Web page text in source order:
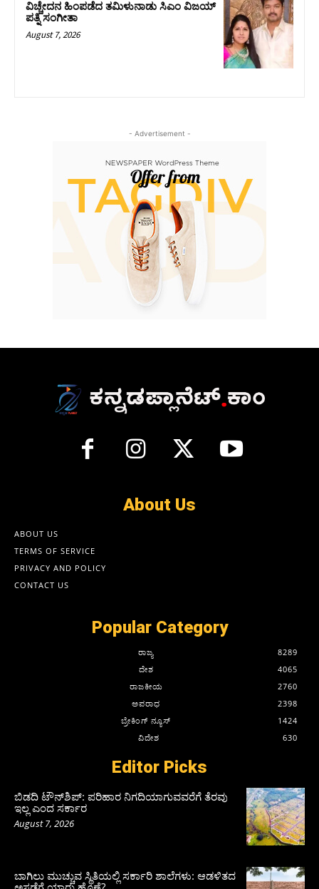
ವಿಚ್ಚೇದನ ಹಿಂಪಡೆದ ತಮಿಳುನಾಡು ಸಿಎಂ ವಿಜಯ್‌
ಪತ್ನಿ ಸಂಗೀತಾ
August 7, 2026
- Advertisement -
About Us
ABOUT US
TERMS OF SERVICE
PRIVACY AND POLICY
CONTACT US
Popular Category
ರಾಜ್ಯ
8289
ದೇಶ
4065
ರಾಜಕೀಯ
2760
ಅಪರಾಧ
2398
ಬ್ರೇಕಿಂಗ್ ನ್ಯೂಸ್
1424
ವಿದೇಶ
630
Editor Picks
ಬಿಡದಿ ಟೌನ್‌ಶಿಪ್‌: ಪರಿಹಾರ ನಿಗದಿಯಾಗುವವರೆಗೆ ತೆರವು
ಇಲ್ಲ ಎಂದ ಸರ್ಕಾರ
August 7, 2026
ಬಾಗಿಲು ಮುಚ್ಚುವ ಸ್ಥಿತಿಯಲ್ಲಿ ಸರ್ಕಾರಿ ಶಾಲೆಗಳು: ಆಡಳಿತದ